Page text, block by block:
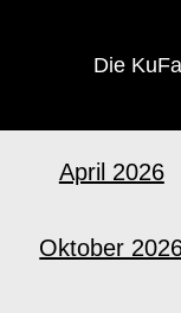
Die KuFa
April 2026
Oktober